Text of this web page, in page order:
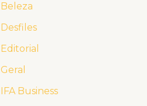
Beleza
Desfiles
Editorial
Geral
IFA Business